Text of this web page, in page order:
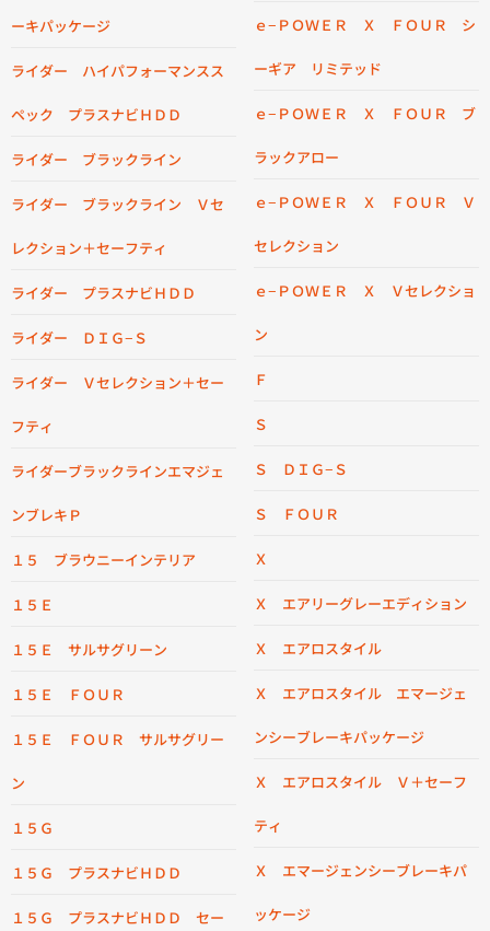
ーキパッケージ
ライダー ハイパフォーマンスス
ペック プラスナビＨＤＤ
ライダー ブラックライン
ライダー ブラックライン Ｖセ
レクション＋セーフティ
ライダー プラスナビＨＤＤ
ライダー ＤＩＧ−Ｓ
ライダー Ｖセレクション＋セー
フティ
ライダーブラックラインエマジェ
ンブレキＰ
１５ ブラウニーインテリア
１５Ｅ
１５Ｅ サルサグリーン
１５Ｅ ＦＯＵＲ
１５Ｅ ＦＯＵＲ サルサグリー
ン
１５Ｇ
１５Ｇ プラスナビＨＤＤ
１５Ｇ プラスナビＨＤＤ セー
ｅ−ＰＯＷＥＲ Ｘ ＦＯＵＲ シ
ーギア リミテッド
ｅ−ＰＯＷＥＲ Ｘ ＦＯＵＲ ブ
ラックアロー
ｅ−ＰＯＷＥＲ Ｘ ＦＯＵＲ Ｖ
セレクション
ｅ−ＰＯＷＥＲ Ｘ Ｖセレクショ
ン
Ｆ
Ｓ
Ｓ ＤＩＧ−Ｓ
Ｓ ＦＯＵＲ
Ｘ
Ｘ エアリーグレーエディション
Ｘ エアロスタイル
Ｘ エアロスタイル エマージェ
ンシーブレーキパッケージ
Ｘ エアロスタイル Ｖ＋セーフ
ティ
Ｘ エマージェンシーブレーキパ
ッケージ